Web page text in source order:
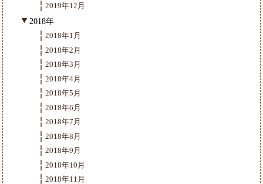
2019年12月
2018年
2018年1月
2018年2月
2018年3月
2018年4月
2018年5月
2018年6月
2018年7月
2018年8月
2018年9月
2018年10月
2018年11月